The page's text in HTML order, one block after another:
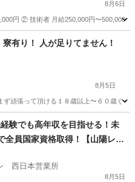
8月6日
円 ② 技術者 月給250,000円〜
有り！ 人が足りてません！
8月5日
頑張って頂ける１８歳以上〜６０歳ぐ
験でも高年収を目指せる！未
全員国家資格取得！【山陽レジ
西日本営業所
8月5日